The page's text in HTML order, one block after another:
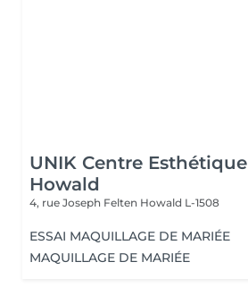
UNIK Centre Esthétique
Howald
4, rue Joseph Felten Howald L-1508
ESSAI MAQUILLAGE DE MARIÉE
MAQUILLAGE DE MARIÉE